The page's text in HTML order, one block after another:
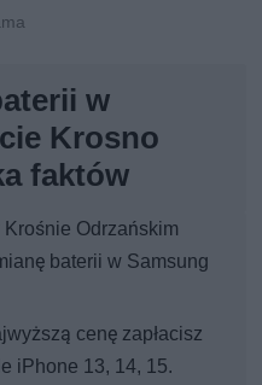
w
Krosno
faktów
Odrzańskim
baterii w Samsung
cenę zapłacisz
iPhone 13, 14, 15.